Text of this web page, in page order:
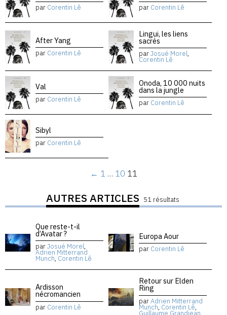
par Corentin Lê par Corentin Lê
After Yang
par Corentin Lê
Lingui, les liens
sacrés
parJosué Morel,
Corentin Lê
Val
par Corentin Lê
Onoda, 10 000 nuits
dans la jungle
par Corentin Lê
Sibyl
par Corentin Lê
← 1 … 10 11
AUTRES ARTICLES 51 résultats
Que reste-t-il
d’Avatar ?
parJosué Morel,
Adrien Mitterrand
Munch, Corentin Lê
Europa Aour
par Corentin Lê
Ardisson
nécromancien
par Corentin Lê
Retour sur Elden
Ring
parAdrien Mitterrand
Munch, Corentin Lê,
Guillaume Grandjean